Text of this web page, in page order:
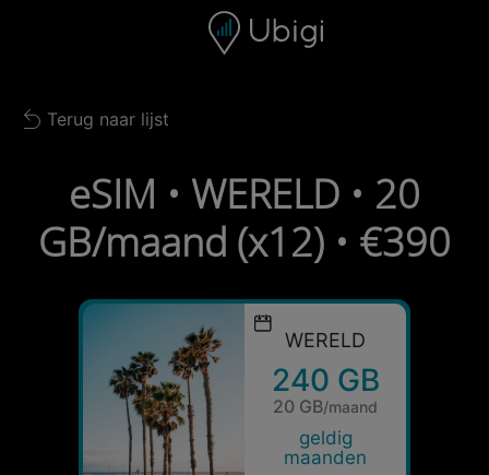
Navigatiebalk Voettekst
Back to list
Terug naar lijst
eSIM • WERELD • 20
GB/maand (x12) • €390
WERELD
240 GB
20 GB/maand
geldig
maanden